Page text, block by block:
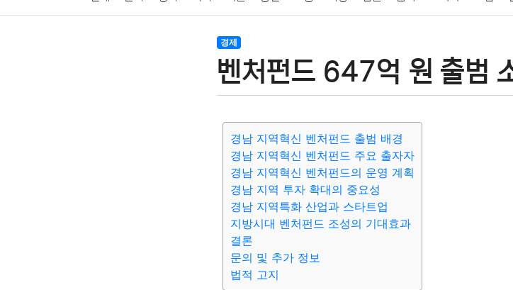
결혼 육아
기술 종교 사회 정치 건강 의료 의학 경제 마
경제
벤처펀드 647억 원 출범
경남 지역혁신 벤처펀드 출범 배경
경남 지역혁신 벤처펀드 주요 출자자
경남 지역혁신 벤처펀드의 운영 계획
경남 지역 투자 확대의 중요성
경남 지역특화 산업과 스타트업
지방시대 벤처펀드 조성의 기대효과
결론
문의 및 추가 정보
법적 고지